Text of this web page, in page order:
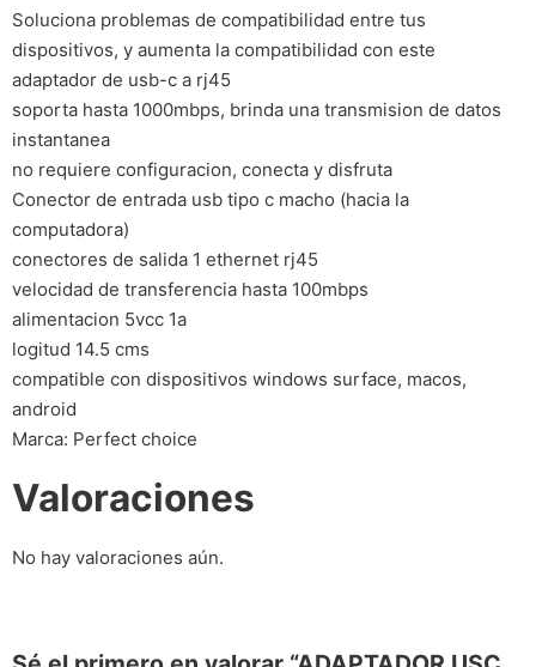
Soluciona problemas de compatibilidad entre tus
dispositivos, y aumenta la compatibilidad con este
adaptador de usb-c a rj45
soporta hasta 1000mbps, brinda una transmision de datos
instantanea
no requiere configuracion, conecta y disfruta
Conector de entrada usb tipo c macho (hacia la
computadora)
conectores de salida 1 ethernet rj45
velocidad de transferencia hasta 100mbps
alimentacion 5vcc 1a
logitud 14.5 cms
compatible con dispositivos windows surface, macos,
android
Marca: Perfect choice
Valoraciones
No hay valoraciones aún.